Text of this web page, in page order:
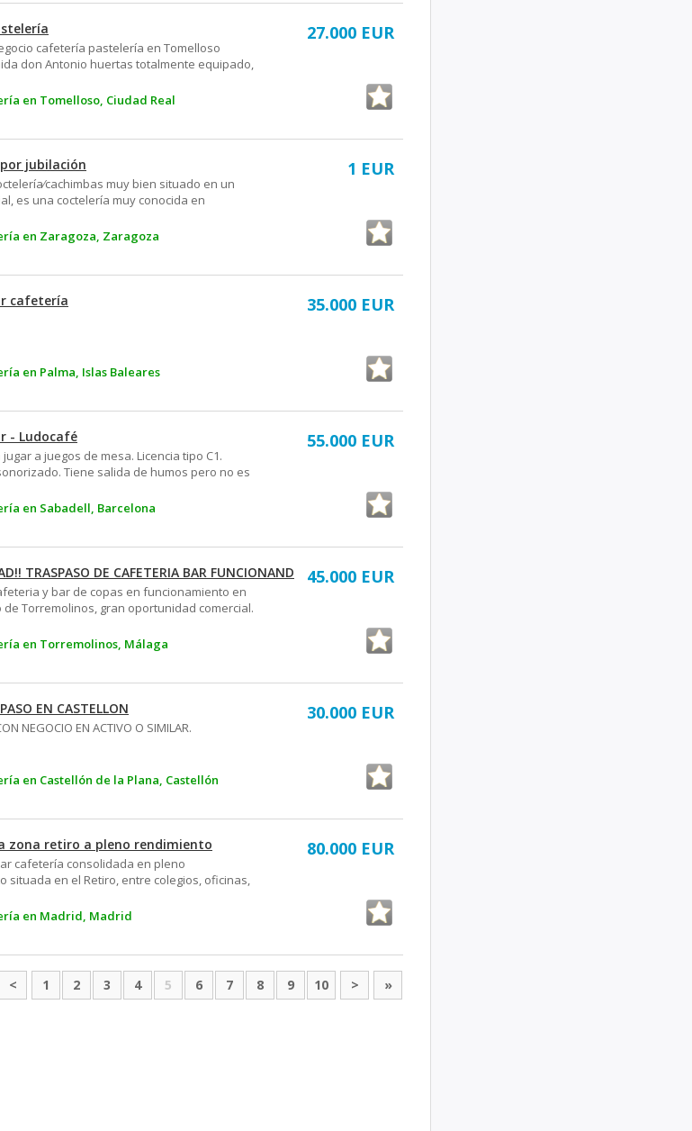
amplia terraza exterior, zona de barra
interior, cocina industrial equipada y
de una capacidad aproximada para 30–35
para emprendedores que buscan un
consolidado
27.000 EUR
cafetería pastelería en Tomelloso
don Antonio huertas totalmente equipado,
pareja o gente con deseos de tener su
Actualmente funcionando, se facilitará toda
necesario pasa atenderlo bien.
pónganse en contacto al tlf 664032843 se les
que necesiten.
en Tomelloso, Ciudad Real
jubilación 1 EUR
muy bien situado en un
es una coctelería muy conocida en
dentro 240m2 muy buenas vistas.
en Zaragoza, Zaragoza
cafetería 35.000 EUR
en Palma, Islas Baleares
- Ludocafé 55.000 EUR
a juegos de mesa. Licencia tipo C1.
Tiene salida de humos pero no es
botellero, congelador, horno y lavavajillas.
Contrato de alquiler faltan 6 años,
por otros trabajos y no podemos sacar
por incremento de la familia nos vemos
60K de traspaso con juegos de mesa
negociable tanto con o sin juegos de mesa.
en Sabadell, Barcelona
TRASPASO DE CAFETERIA BAR FUNCIONAND 45.000 EUR
y bar de copas en funcionamiento en
de Torremolinos, gran oportunidad comercial.
en esquina, cocina equipada con
termotanque,2 freezers, tostador de
zumera eléctrica, cafetera nueva de cafe
ambiente acogedor y decorado con buen
amplio y luminoso con tv de 32´, aire
ventilador y deposito. PA otro salón mas
en Torremolinos, Málaga
EN CASTELLON 30.000 EUR
NEGOCIO EN ACTIVO O SIMILAR.
en Castellón de la Plana, Castellón
zona retiro a pleno rendimiento 80.000 EUR
cafetería consolidada en pleno
situada en el Retiro, entre colegios, oficinas,
Terraza soleada con licencia para 8
en Madrid, Madrid
< 1 2 3 4 5 6 7 8 9 10 > »